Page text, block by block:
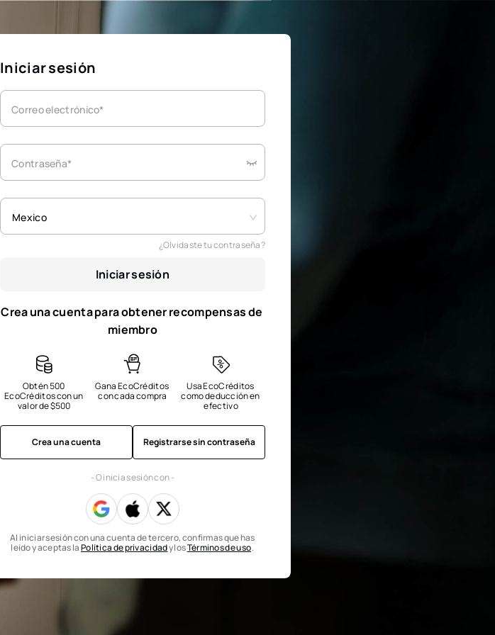
Iniciar sesión
Correo electrónico*
Contraseña*
Mexico
¿Olvidaste tu contraseña?
Iniciar sesión
Crea una cuenta para obtener recompensas de
miembro
Obtén 500
EcoCréditos con un
valor de $500
Gana EcoCréditos
con cada compra
Usa EcoCréditos
como deducción en
efectivo
Crea una cuenta Registrarse sin contraseña
- O inicia sesión con -
Al iniciar sesión con una cuenta de tercero, confirmas que has
leído y aceptas laPolítica de privacidady losTérminos de uso.